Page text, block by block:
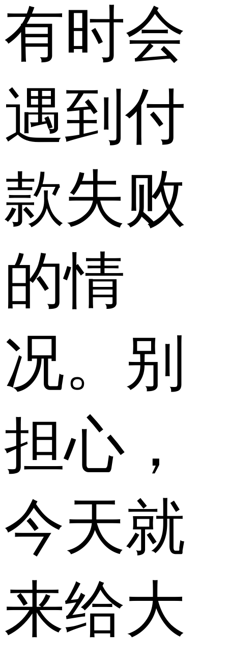
有时会
遇到付
款失败
的情
况。别
担心，
今天就
来给大